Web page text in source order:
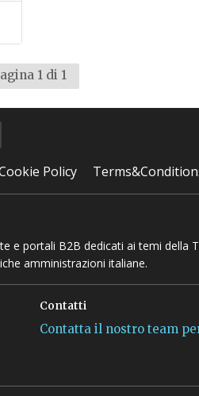
1 di 1
Policy
e portali B2B dedicati ai temi della
amministrazioni italiane.
Contatti
Contatta il nostro team